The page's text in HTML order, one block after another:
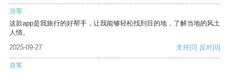
游客
这款app是我旅行的好帮手，让我能够轻松找到目的地，了解当地的风土
人情。
2025-09-27
支持[0] 反对[0]
游客